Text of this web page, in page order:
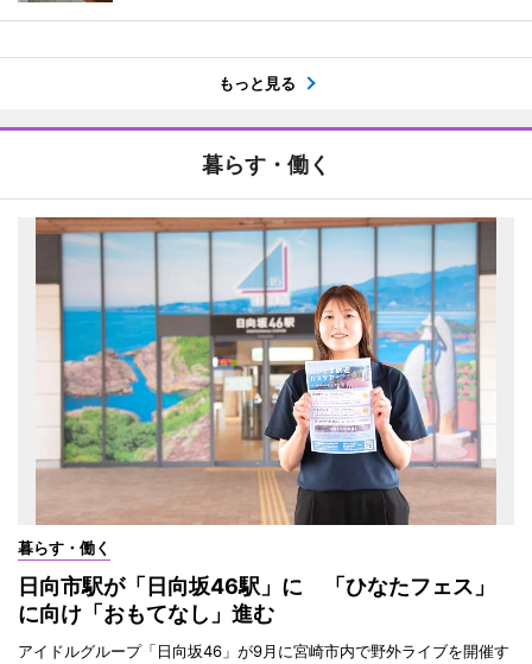
もっと見る
暮らす・働く
暮らす・働く
日向市駅が「日向坂46駅」に 「ひなたフェス」
に向け「おもてなし」進む
アイドルグループ「日向坂46」が9月に宮崎市内で野外ライブを開催す